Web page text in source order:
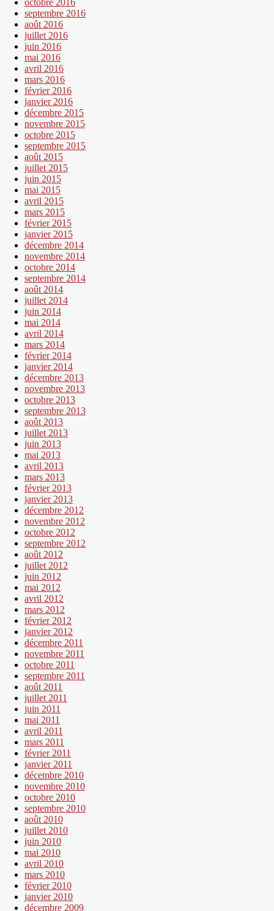
octobre 2016
septembre 2016
août 2016
juillet 2016
juin 2016
mai 2016
avril 2016
mars 2016
février 2016
janvier 2016
décembre 2015
novembre 2015
octobre 2015
septembre 2015
août 2015
juillet 2015
juin 2015
mai 2015
avril 2015
mars 2015
février 2015
janvier 2015
décembre 2014
novembre 2014
octobre 2014
septembre 2014
août 2014
juillet 2014
juin 2014
mai 2014
avril 2014
mars 2014
février 2014
janvier 2014
décembre 2013
novembre 2013
octobre 2013
septembre 2013
août 2013
juillet 2013
juin 2013
mai 2013
avril 2013
mars 2013
février 2013
janvier 2013
décembre 2012
novembre 2012
octobre 2012
septembre 2012
août 2012
juillet 2012
juin 2012
mai 2012
avril 2012
mars 2012
février 2012
janvier 2012
décembre 2011
novembre 2011
octobre 2011
septembre 2011
août 2011
juillet 2011
juin 2011
mai 2011
avril 2011
mars 2011
février 2011
janvier 2011
décembre 2010
novembre 2010
octobre 2010
septembre 2010
août 2010
juillet 2010
juin 2010
mai 2010
avril 2010
mars 2010
février 2010
janvier 2010
décembre 2009